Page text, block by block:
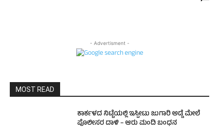
- Advertisment -
MOST READ
ಕಾರ್ಕಳದ ನಿಟ್ಟೆಯಲ್ಲಿ ಇಸ್ಪೀಟು ಜುಗಾರಿ ಅಡ್ಡೆ ಮೇಲೆ
ಪೊಲೀಸರ ದಾಳಿ – ಆರು ಮಂದಿ ಬಂಧನ